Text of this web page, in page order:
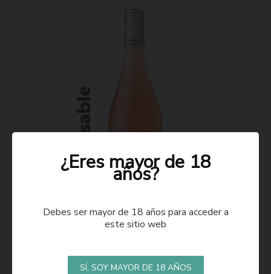
¿Eres mayor de 18
años?
Debes ser mayor de 18 años para acceder a
este sitio web
SÍ, SOY MAYOR DE 18 AÑOS